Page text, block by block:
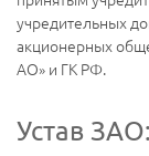
учредительных
акционерных
АО» и ГК РФ.
Устав